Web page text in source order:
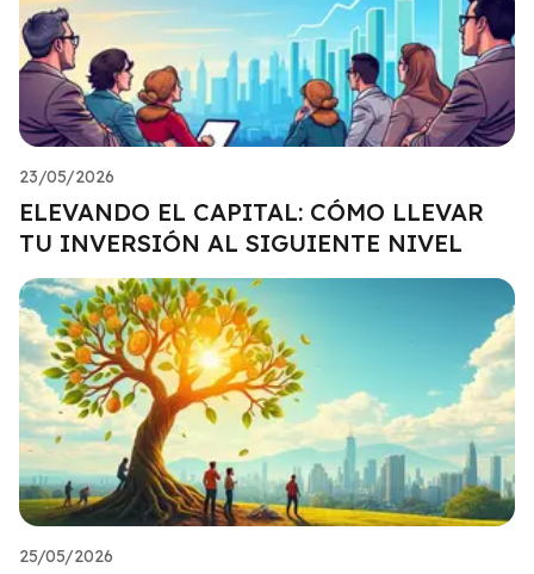
23/05/2026
ELEVANDO EL CAPITAL: CÓMO LLEVAR
TU INVERSIÓN AL SIGUIENTE NIVEL
25/05/2026